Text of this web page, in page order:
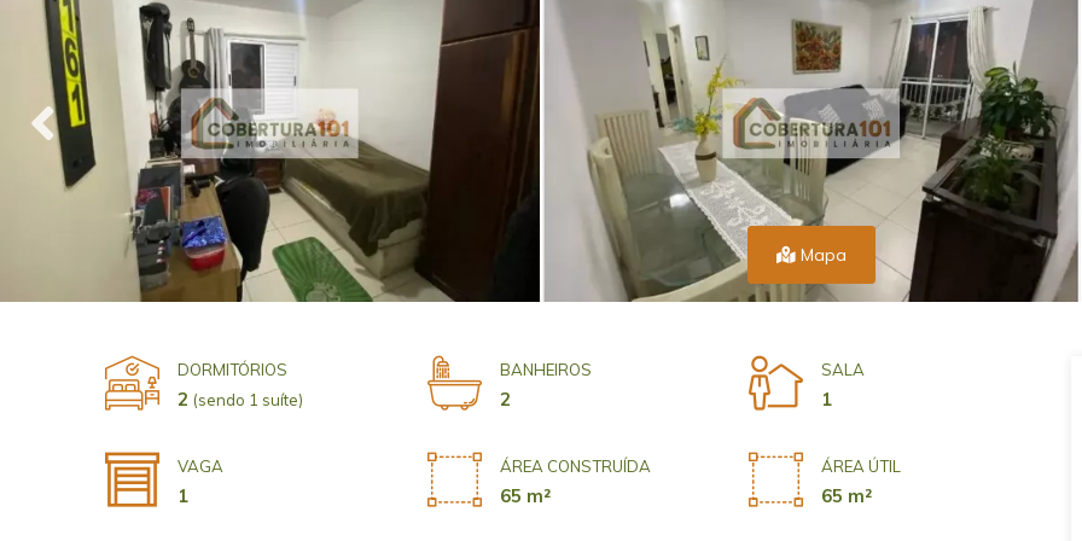
Mapa
DORMITÓRIOS
2 (sendo 1 suíte)
BANHEIROS
2
SALA
1
VAGA
1
ÁREA CONSTRUÍDA
65 m²
ÁREA ÚTIL
65 m²